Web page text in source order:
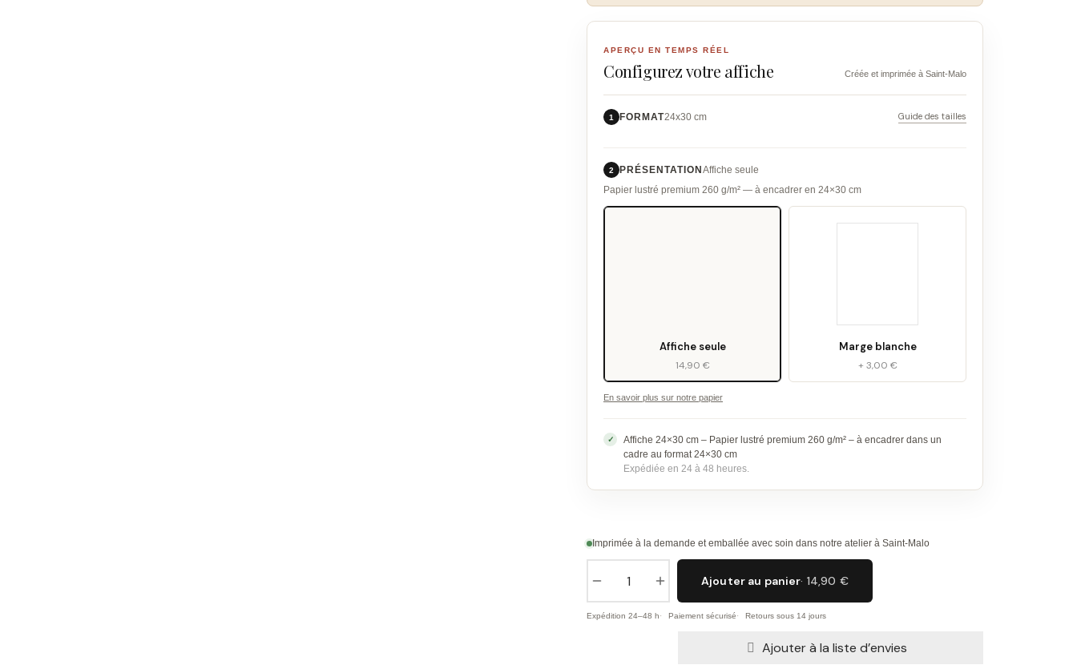
APERÇU EN TEMPS RÉEL
Configurez votre affiche Créée et imprimée à Saint-Malo
1 FORMAT24x30 cm Guide des tailles
2 PRÉSENTATION Affiche seule
Papier lustré premium 260 g/m² — à encadrer en 24×30 cm
Affiche seule
14,90 €
Marge blanche
+ 3,00 €
En savoir plus sur notre papier
Affiche 24×30 cm – Papier lustré premium 260 g/m² – à encadrer dans un
cadre au format 24×30 cm
Expédiée en 24 à 48 heures.
Imprimée à la demande et emballée avec soin dans notre atelier à Saint-Malo
Ajouter au panier· 14,90 €
Expédition 24–48 h Paiement sécurisé Retours sous 14 jours
Ajouter à la liste d’envies